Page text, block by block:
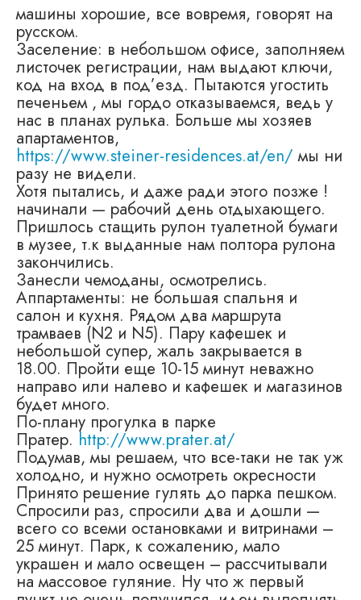
машины хорошие, все вовремя, говорят на
русском.
Заселение: в небольшом офисе, заполняем
листочек регистрации, нам выдают ключи,
код на вход в под’езд. Пытаются угостить
печеньем , мы гордо отказываемся, ведь у
нас в планах рулька. Больше мы хозяев
апартаментов,
https://www.steiner-residences.at/en/ мы ни
разу не видели.
Хотя пытались, и даже ради этого позже !
начинали — рабочий день отдыхающего.
Пришлось стащить рулон туалетной бумаги
в музее, т.к выданные нам полтора рулона
закончились.
Занесли чемоданы, осмотрелись.
Аппартаменты: не большая спальня и
салон и кухня. Рядом два маршрута
трамваев (N2 и N5). Пару кафешек и
небольшой супер, жаль закрывается в
18.00. Пройти еще 10-15 минут неважно
направо или налево и кафешек и магазинов
будет много.
По-плану прогулка в парке
Пратер. http://www.prater.at/
Подумав, мы решаем, что все-таки не так уж
холодно, и нужно осмотреть окресности
Принято решение гулять до парка пешком.
Спросили раз, спросили два и дошли —
всего со всеми остановками и витринами –
25 минут. Парк, к сожалению, мало
украшен и мало освещен – рассчитывали
на массовое гуляние. Ну что ж первый